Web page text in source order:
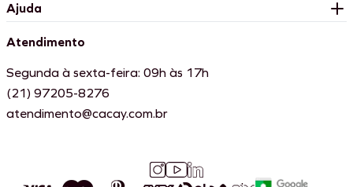
Ajuda
Atendimento
Segunda à sexta-feira: 09h às 17h
(21) 97205-8276
atendimento@cacay.com.br